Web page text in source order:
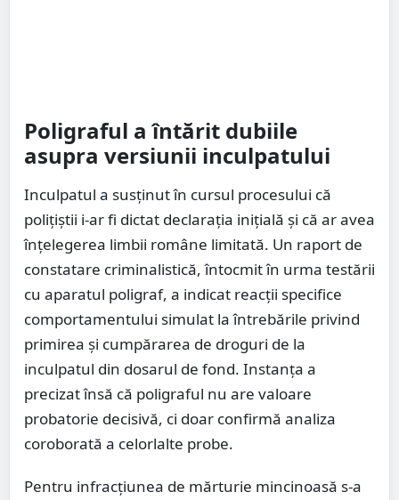
Poligraful a întărit dubiile
asupra versiunii inculpatului
Inculpatul a susținut în cursul procesului că
polițiștii i-ar fi dictat declarația inițială și că ar avea
înțelegerea limbii române limitată. Un raport de
constatare criminalistică, întocmit în urma testării
cu aparatul poligraf, a indicat reacții specifice
comportamentului simulat la întrebările privind
primirea și cumpărarea de droguri de la
inculpatul din dosarul de fond. Instanța a
precizat însă că poligraful nu are valoare
probatorie decisivă, ci doar confirmă analiza
coroborată a celorlalte probe.
Pentru infracțiunea de mărturie mincinoasă s-a